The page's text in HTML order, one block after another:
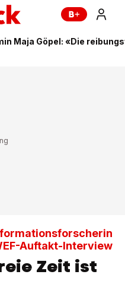
Maja Göpel: «Die
Auftakt-Interview
Zeit ist